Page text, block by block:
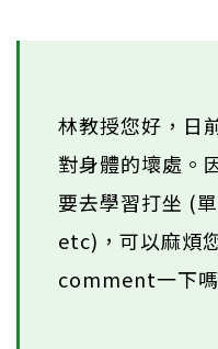
林教授您好，日
對身體的壞處。
要去學習打坐 (
etc)，可以麻煩
comment一下